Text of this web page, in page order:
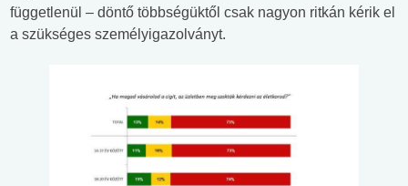
függetlenül – döntő többségüktől csak nagyon ritkán kérik el
a szükséges személyigazolványt.